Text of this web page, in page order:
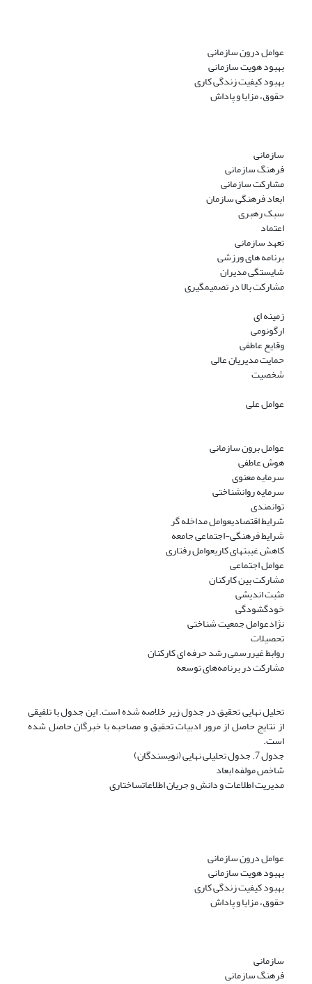
عوامل درون سازمانی
بهبود هویت سازمانی
بهبود کیفیت زندگی کاری
حقوق، مزایا و پاداش
سازمانی
فرهنگ سازمانی
مشارکت سازمانی
ابعاد فرهنگی سازمان
سبک رهبری
اعتماد
تعهد سازمانی
برنامه های ورزشی
شایستگی مدیران
مشارکت بالا در تصمیمگیری
زمینه ای
ارگونومی
وقایع عاطفی
حمایت مدیریان عالی
شخصیت
عوامل علی
عوامل برون سازمانی
هوش عاطفی
سرمایه معنوی
سرمایه روانشناختی
توانمندی
شرایط اقتصادیعوامل مداخله گر
شرایط فرهنگی-اجتماعی جامعه
کاهش غیبتهای کاریعوامل رفتاری
عوامل اجتماعی
مشارکت بین کارکنان
مثبت اندیشی
خودگشودگی
نژادعوامل جمعیت شناختی
تحصیلات
روابط غیررسمی رشد حرفه ای کارکنان
مشارکت در برنامه‌های توسعه
تحلیل نهایی تحقیق در جدول زیر خلاصه شده است. این جدول با تلفیقی
از نتایج حاصل از مرور ادبیات تحقیق و مصاحبه با خبرگان حاصل شده
است.
جدول 7. جدول تحلیلی نهایی (نویسندگان)
شاخص مولفه ابعاد
مدیریت اطلاعات و دانش و جریان اطلاعاتساختاری
عوامل درون سازمانی
بهبود هویت سازمانی
بهبود کیفیت زندگی کاری
حقوق، مزایا و پاداش
سازمانی
فرهنگ سازمانی